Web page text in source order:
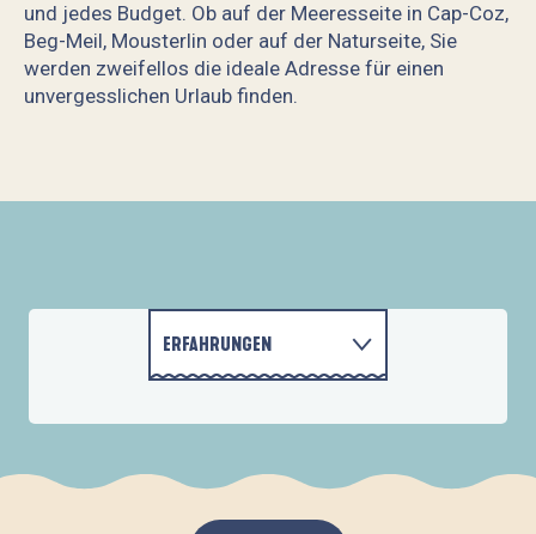
und jedes Budget. Ob auf der Meeresseite in Cap-Coz,
Beg-Meil, Mousterlin oder auf der Naturseite, Sie
werden zweifellos die ideale Adresse für einen
unvergesslichen Urlaub finden.
Manoir du Moustoir, Hôtel Les Empreintes
Hôtel - Restaurant Belle-Vue
ERFAHRUNGEN
UNTERKÜNFTE